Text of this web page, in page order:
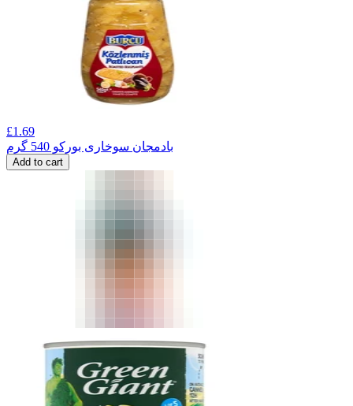
£1.69
بادمجان سوخاری بورکو 540 گرم
Add to cart